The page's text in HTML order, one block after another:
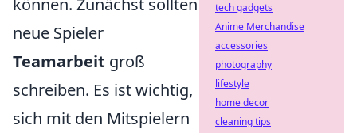
neue Spieler
Teamarbeit groß
schreiben. Es ist wichtig,
sich mit den Mitspielern
tech gadgets
Anime Merchandise
accessories
photography
lifestyle
home decor
cleaning tips